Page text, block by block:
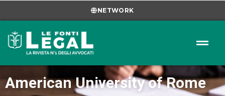
NETWORK
American University of Rome